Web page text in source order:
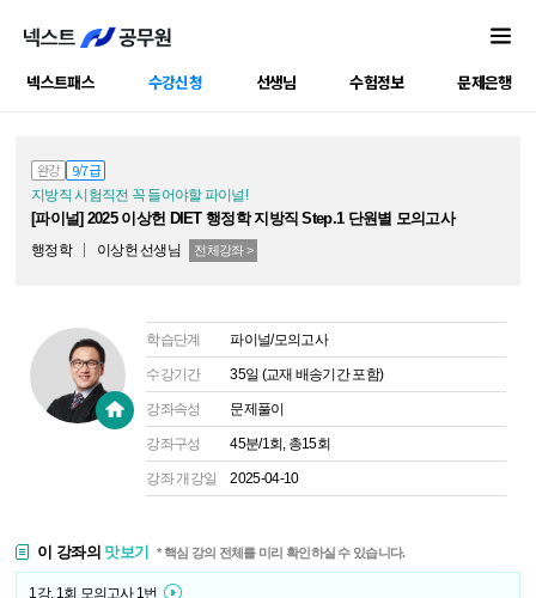
넥스트패스 수강신청 선생님 수험정보 문제은행
완강 9/7급
지방직 시험직전 꼭 들어야할 파이널!
[파이널] 2025 이상헌 DIET 행정학 지방직 Step.1 단원별 모의고사
행정학 이상헌선생님 전체강좌 >
학습단계 파이널/모의고사
수강기간 35일 (교재 배송기간 포함)
강좌속성 문제풀이
강좌구성 45분/1회, 총15회
강좌 개강일 2025-04-10
이 강좌의 맛보기 * 핵심 강의 전체를 미리 확인하실 수 있습니다.
1강. 1회 모의고사 1번